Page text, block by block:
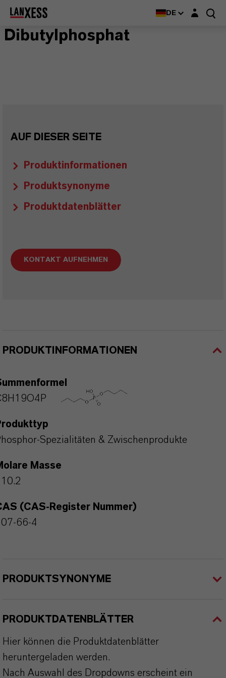
DE Login-Maske
Dibutylphosphat
AUF DIESER SEITE
Produktinformationen
Produktsynonyme
Produktdatenblätter
KONTAKT AUFNEHMEN
PRODUKTINFORMATIONEN
Spezialitäten & Zwischenprodukte
Masse
(CAS-Register Nummer)
66-4
PRODUKTSYNONYME
PRODUKTDATENBLÄTTER
Hier können die Produktdatenblätter
heruntergeladen werden.
Nach Auswahl des Dropdowns erscheint ein